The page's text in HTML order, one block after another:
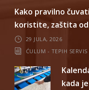
Kako pravilno
koristite, zaštita od
29 JULA, 2026
ĆULUM - TEPIH
kada